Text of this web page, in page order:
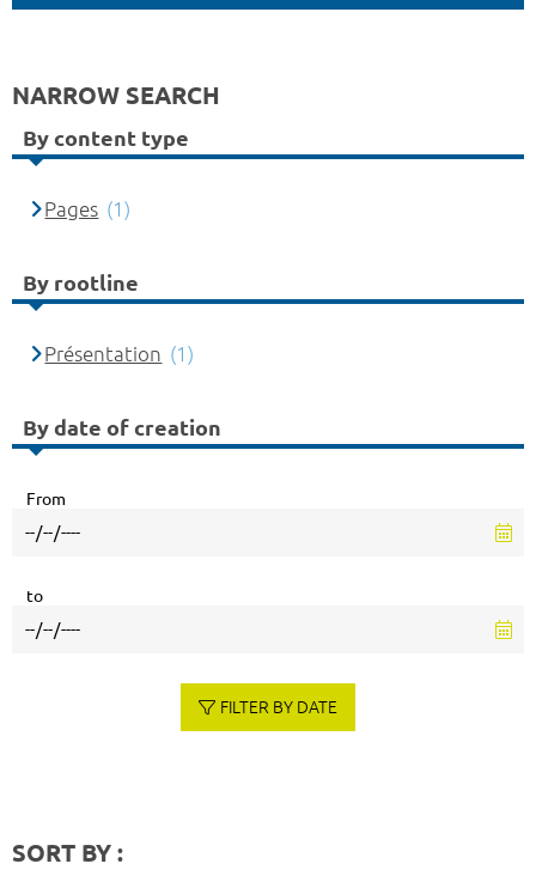
NARROW SEARCH
By content type
Pages (1)
By rootline
Présentation (1)
By date of creation
From
to
FILTER BY DATE
SORT BY :